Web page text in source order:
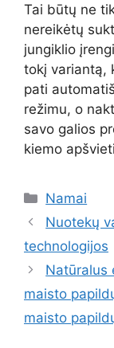
Tai būtų ne
nereikėtų
jungiklio
tokį variantą,
pati
režimu, o
savo galios
kiemo
Kategorijos
Namai
Nuotekų
technologijos
Natūralus
maisto
maisto